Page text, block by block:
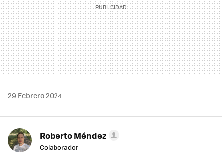
29 Febrero 2024
Roberto Méndez
Colaborador